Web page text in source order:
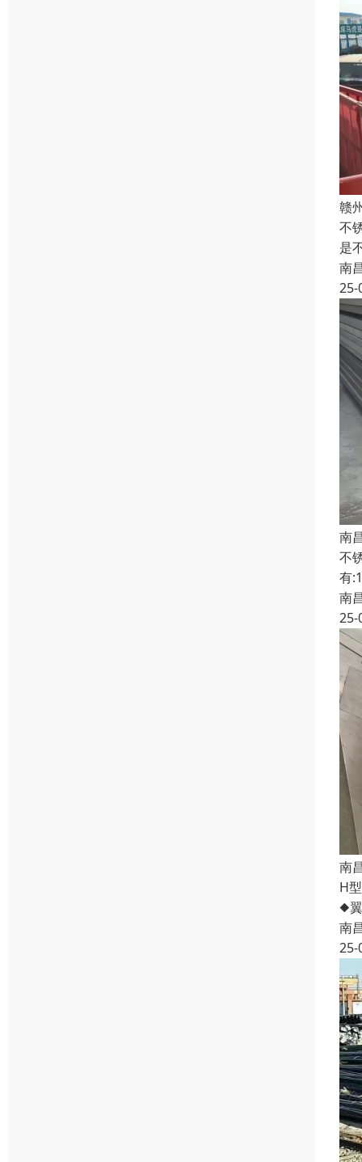
赣
不
是
南
25-
南
不
有
南
25-
南
H
◆
南
25-